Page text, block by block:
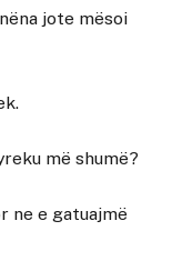
jote mësoi
më shumë?
ne e gatuajmë